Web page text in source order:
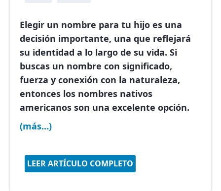
Elegir un nombre para tu hijo es una
decisión importante, una que reflejará
su identidad a lo largo de su vida. Si
buscas un nombre con significado,
fuerza y conexión con la naturaleza,
entonces los nombres nativos
americanos son una excelente opción.
(más…)
LEER ARTÍCULO COMPLETO